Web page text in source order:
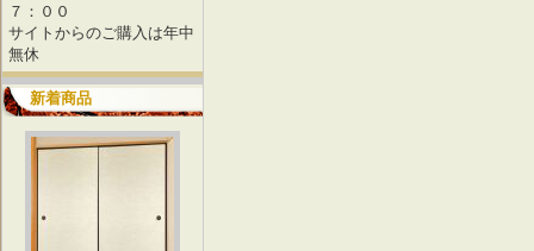
７：００
サイトからのご購入は年中
無休
新着商品